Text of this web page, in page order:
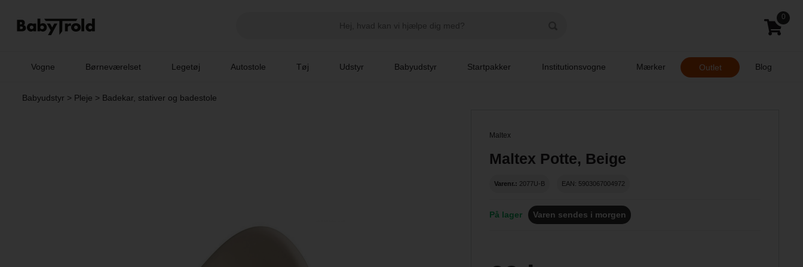
0
Vogne Børneværelset Legetøj Autostole Tøj Udstyr Babyudstyr Startpakker Institutionsvogne Mærker Outlet Blog
Babyudstyr > Pleje > Badekar, stativer og badestole
Maltex
Maltex Potte, Beige
Varenr.: 2077U-B EAN: 5903067004972
På lager Varen sendes i morgen